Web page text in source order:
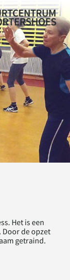
Het is een
Door de opzet
getraind.